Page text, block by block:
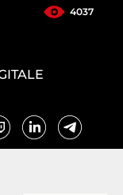
4037